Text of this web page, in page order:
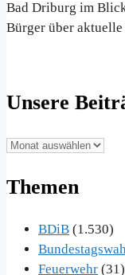
Bad Driburg im
Bürger über
Unsere
Unsere
im
Themen
BDiB (1.530)
Feuerwehr (31)